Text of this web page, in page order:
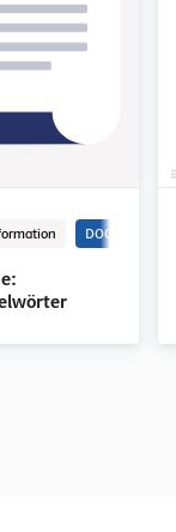
DOCX